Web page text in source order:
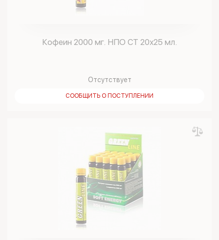
Кофеин 2000 мг. НПО СТ 20х25 мл.
Отсутствует
СООБЩИТЬ О ПОСТУПЛЕНИИ